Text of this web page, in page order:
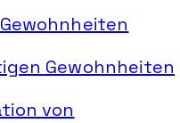
Gewohnheiten
von